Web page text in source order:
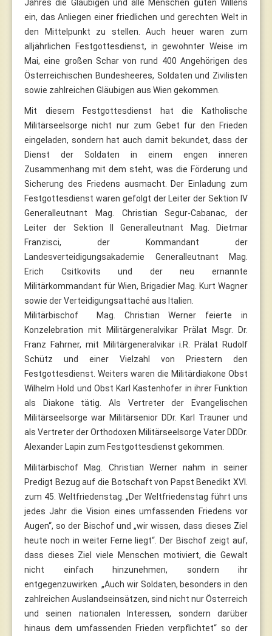
Jahres die Gläubigen und alle Menschen guten Willens
ein, das Anliegen einer friedlichen und gerechten Welt in
den Mittelpunkt zu stellen. Auch heuer waren zum
alljährlichen Festgottesdienst, in gewohnter Weise im
Mai, eine großen Schar von rund 400 Angehörigen des
Österreichischen Bundesheeres, Soldaten und Zivilisten
sowie zahlreichen Gläubigen aus Wien gekommen.
Mit diesem Festgottesdienst hat die Katholische
Militärseelsorge nicht nur zum Gebet für den Frieden
eingeladen, sondern hat auch damit bekundet, dass der
Dienst der Soldaten in einem engen inneren
Zusammenhang mit dem steht, was die Förderung und
Sicherung des Friedens ausmacht. Der Einladung zum
Festgottesdienst waren gefolgt der Leiter der Sektion IV
Generalleutnant Mag. Christian Segur-Cabanac, der
Leiter der Sektion II Generalleutnant Mag. Dietmar
Franzisci, der Kommandant der
Landesverteidigungsakademie Generalleutnant Mag.
Erich Csitkovits und der neu ernannte
Militärkommandant für Wien, Brigadier Mag. Kurt Wagner
sowie der Verteidigungsattaché aus Italien.
Militärbischof Mag. Christian Werner feierte in
Konzelebration mit Militärgeneralvikar Prälat Msgr. Dr.
Franz Fahrner, mit Militärgeneralvikar i.R. Prälat Rudolf
Schütz und einer Vielzahl von Priestern den
Festgottesdienst. Weiters waren die Militärdiakone Obst
Wilhelm Hold und Obst Karl Kastenhofer in ihrer Funktion
als Diakone tätig. Als Vertreter der Evangelischen
Militärseelsorge war Militärsenior DDr. Karl Trauner und
als Vertreter der Orthodoxen Militärseelsorge Vater DDDr.
Alexander Lapin zum Festgottesdienst gekommen.
Militärbischof Mag. Christian Werner nahm in seiner
Predigt Bezug auf die Botschaft von Papst Benedikt XVI.
zum 45. Weltfriedenstag. „Der Weltfriedenstag führt uns
jedes Jahr die Vision eines umfassenden Friedens vor
Augen“, so der Bischof und „wir wissen, dass dieses Ziel
heute noch in weiter Ferne liegt“. Der Bischof zeigt auf,
dass dieses Ziel viele Menschen motiviert, die Gewalt
nicht einfach hinzunehmen, sondern ihr
entgegenzuwirken. „Auch wir Soldaten, besonders in den
zahlreichen Auslandseinsätzen, sind nicht nur Österreich
und seinen nationalen Interessen, sondern darüber
hinaus dem umfassenden Frieden verpflichtet“ so der